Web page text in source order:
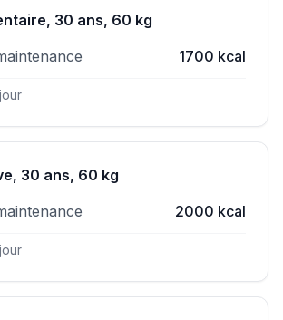
30 ans, 60 kg
1700 kcal
30 ans, 60 kg
2000 kcal